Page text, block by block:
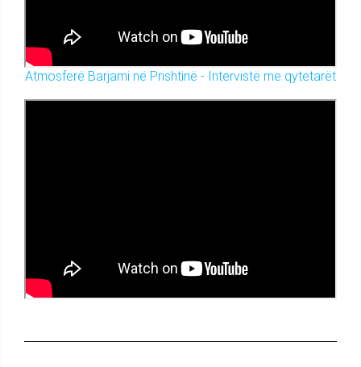
Atmosferë Barjami në Prishtinë - Intervistë me qytetarët